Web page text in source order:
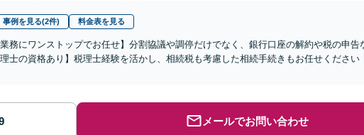
事例を見る(2件) 料金表を見る
務にワンストップでお任せ】分割協議や調停だけでなく、銀行口座の解約や税の申告
士の資格あり】税理士経験を活かし、相続税も考慮した相続手続きもお任せください
メールでお問い合わせ